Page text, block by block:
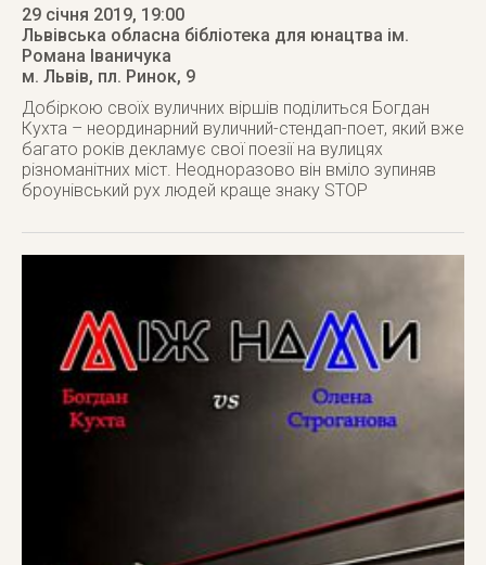
29 січня 2019, 19:00
Львівська обласна бібліотека для юнацтва ім.
Романа Іваничука
м. Львів, пл. Ринок, 9
Добіркою своїх вуличних віршів поділиться Богдан
Кухта – неординарний вуличний-стендап-поет, який вже
багато років декламує свої поезії на вулицях
різноманітних міст. Неодноразово він вміло зупиняв
броунівський рух людей краще знаку STOP